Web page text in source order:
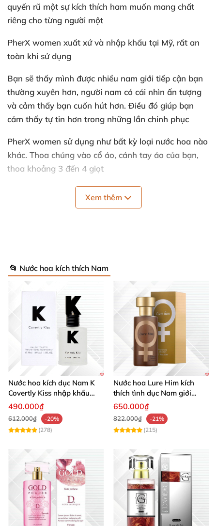
quyến rũ một sự kích thích ham muốn mang chất
riêng cho từng người một
PherX women xuất xứvà nhập khẩu tại Mỹ, rất an
toàn khi sử dụng
Bạn sẽ thấy mình được nhiều nam giới tiếp cận bạn
thường xuyên hơn, người nam có cái nhìn ấn tượng
và cảm thấy bạn cuốn hút hơn. Điều đó giúp bạn
cảm thấy tự tin hơn trong những lần chinh phục
PherX women sử dụng như bất kỳ loại nước hoa nào
khác. Thoa chúng vào cổ áo, cánh tay áo của bạn,
thoa khoảng 3 đến 4 giọt
có thể sử dụng ở cơ quan , ở trường học
hoặc tại bất kỳ nơi nào để đạt
Xem thêm
📂 Nước hoa kích thích Nam
Nước hoa kích dục Nam K
Covertly Kiss nhập khẩu
chính hãng quyến rũ
490.000₫
612.000₫
-20%
(278)
Nước hoa Lure Him kích
thích tình dục Nam giới
không mùi loại cực mạnh
650.000₫
822.000₫
-21%
(215)